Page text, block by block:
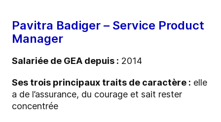
Pavitra Badiger – Service Product
Manager
Salariée de GEA depuis : 2014
Ses trois principaux traits de caractère : elle
a de l’assurance, du courage et sait rester
concentrée